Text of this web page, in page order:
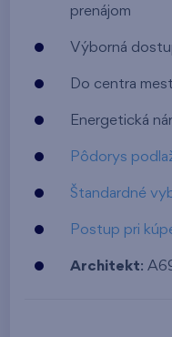
prenájom
Výborná
Do centra
Energetická
Pôdorys
Štandardné
Postup pri
Architekt: